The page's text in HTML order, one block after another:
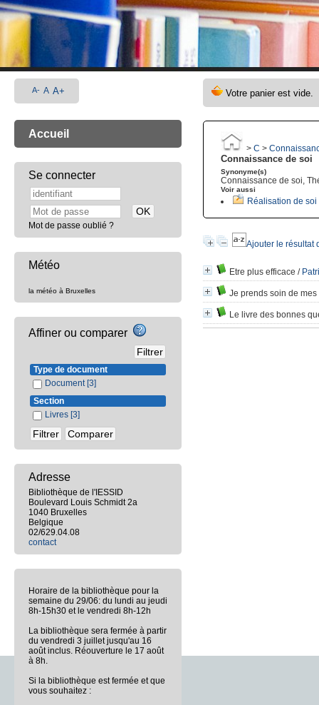
> C >
Connaissance de soi
Synonyme(s)
Connaissance de soi,
Voir aussi
Réalisation de soi
Ajouter le résultat
Etre plus efficace /
Je prends soin de
Le livre des bonnes
A- A A+
Accueil
Se connecter
Mot de passe oublié ?
Météo
la météo à Bruxelles
Affiner ou comparer
Type de document
Document [3]
Section
Livres [3]
Adresse
Bibliothèque de l'IESSID
Boulevard Louis Schmidt 2a
1040 Bruxelles
Belgique
02/629.04.08
contact
Horaire de la bibliothèque pour la
semaine du 29/06: du lundi au jeudi
8h-15h30 et le vendredi 8h-12h
La bibliothèque sera fermée à partir
du vendredi 3 juillet jusqu'au 16
août inclus. Réouverture le 17 août
à 8h.
Si la bibliothèque est fermée et que
vous souhaitez :